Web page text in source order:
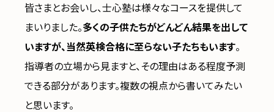
皆さまとお会いし、士心塾は様々なコースを提供して
まいりました。多くの子供たちがどんどん結果を出して
いますが、当然英検合格に至らない子たちもいます。
指導者の立場から見ますと、その理由はある程度予測
できる部分があります。複数の視点から書いてみたい
と思います。